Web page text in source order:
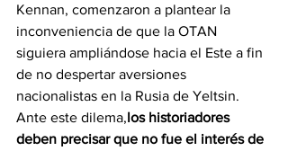
Kennan, comenzaron a plantear la
inconveniencia de que la OTAN
siguiera ampliándose hacia el Este a fin
de no despertar aversiones
nacionalistas en la Rusia de Yeltsin.
Ante este dilema,los historiadores
deben precisar que no fue el interés de